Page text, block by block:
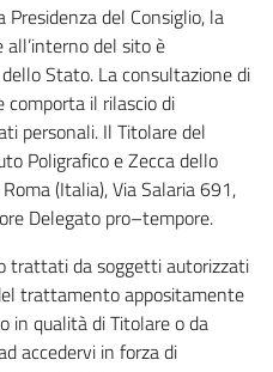
del Consiglio, la
del sito è
Stato. La consultazione di
comporta il rilascio di
personali. Il Titolare del
Poligrafico e Zecca dello
(Italia), Via Salaria 691,
Delegato pro–tempore.
trattati da soggetti autorizzati
trattamento appositamente
in qualità di Titolare o da
accedervi in forza di